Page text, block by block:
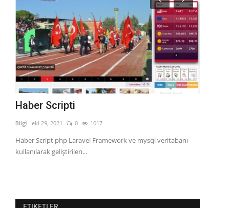
Haber Scripti
Bilgi eki 29, 2021 0 1017
Haber Script php Laravel Framework ve mysql veritabanı
kullanılarak geliştirilen...